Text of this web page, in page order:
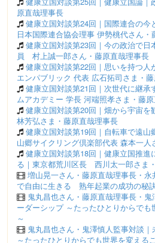
原直哉理事長
健康立国対談第24回｜国際連合の今
日本国際連合協会理事 伊勢桃代さん・
健康立国対談第23回｜今の政治で日
員 村上誠一郎さん・藤原直哉理事長
健康立国対談第22回｜思いを持つ人
エンパブリック 代表 広石拓司さま・
健康立国対談第21回｜次世代に継承
ムアカデミー 学長 河端照孝さま・藤
健康立国対談第20回｜畑から宇宙を
林芳弘さま・藤原直哉理事長
健康立国対談第19回｜自転車で遠山
山郷サイクリング倶楽部代表 森本一
健康立国対談第18回｜健康立国推進
る｜東京都荒川区長 西川太一郎さま
増山晃一さん・藤原直哉理事長・
で自由に生きる 熟年起業の成功の秘
鬼丸昌也さん・藤原直哉理事長・
ーダーシップ ～たったひとりからで
～
鬼丸昌也さん・鬼澤慎人監事対談
～たったひとりからでも世界を変える